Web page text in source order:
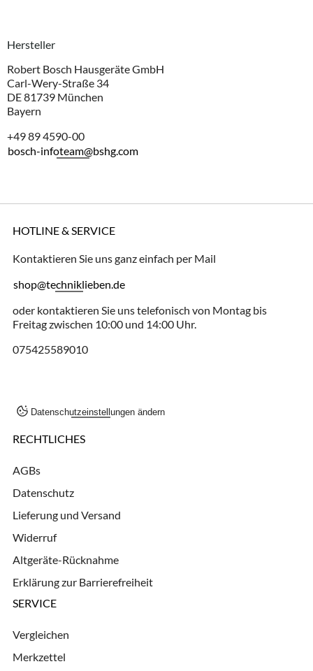
Hersteller
Robert Bosch Hausgeräte GmbH
Carl-Wery-Straße 34
DE 81739 München
Bayern
+49 89 4590-00
bosch-infoteam@bshg.com
HOTLINE & SERVICE
Kontaktieren Sie uns ganz einfach per Mail
shop@techniklieben.de
oder kontaktieren Sie uns telefonisch von Montag bis
Freitag zwischen 10:00 und 14:00 Uhr.
075425589010
Datenschutzeinstellungen ändern
RECHTLICHES
AGBs
Datenschutz
Lieferung und Versand
Widerruf
Altgeräte-Rücknahme
Erklärung zur Barrierefreiheit
SERVICE
Vergleichen
Merkzettel